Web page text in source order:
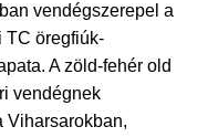
vendégszerepel a
TC öregfiúk-
A zöld-fehér old
vendégnek
Viharsarokban,